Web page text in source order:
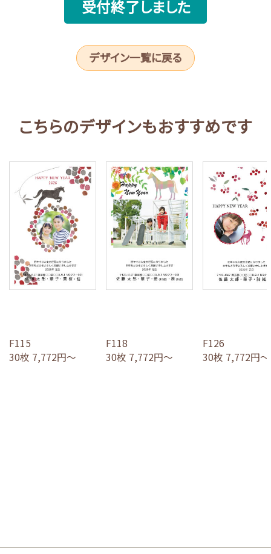
受付終了しました
デザイン一覧に戻る
こちらのデザインもおすすめです
F115
30枚 7,772円～
F118
30枚 7,772円～
F126
30枚 7,772円～